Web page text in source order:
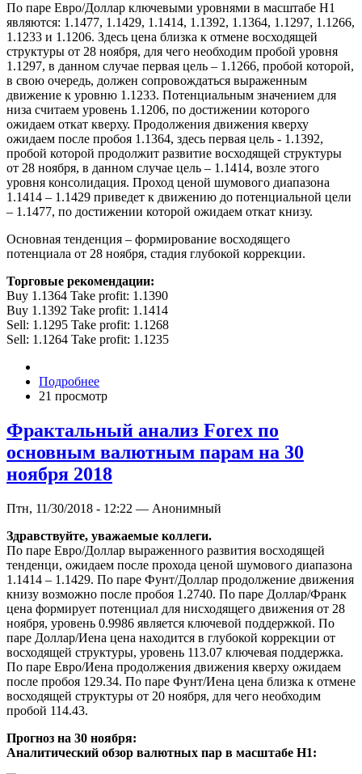
По паре Евро/Доллар ключевыми уровнями в масштабе Н1
являются: 1.1477, 1.1429, 1.1414, 1.1392, 1.1364, 1.1297, 1.1266,
1.1233 и 1.1206. Здесь цена близка к отмене восходящей
структуры от 28 ноября, для чего необходим пробой уровня
1.1297, в данном случае первая цель – 1.1266, пробой которой,
в свою очередь, должен сопровождаться выраженным
движение к уровню 1.1233. Потенциальным значением для
низа считаем уровень 1.1206, по достижении которого
ожидаем откат кверху. Продолжения движения кверху
ожидаем после пробоя 1.1364, здесь первая цель - 1.1392,
пробой которой продолжит развитие восходящей структуры
от 28 ноября, в данном случае цель – 1.1414, возле этого
уровня консолидация. Проход ценой шумового диапазона
1.1414 – 1.1429 приведет к движению до потенциальной цели
– 1.1477, по достижении которой ожидаем откат книзу.
Основная тенденция – формирование восходящего
потенциала от 28 ноября, стадия глубокой коррекции.
Торговые рекомендации:
Buy 1.1364 Take profit: 1.1390
Buy 1.1392 Take profit: 1.1414
Sell: 1.1295 Take profit: 1.1268
Sell: 1.1264 Take profit: 1.1235
Подробнее
21 просмотр
Фрактальный анализ Forex по
основным валютным парам на 30
ноября 2018
Птн, 11/30/2018 - 12:22 — Анонимный
Здравствуйте, уважаемые коллеги.
По паре Евро/Доллар выраженного развития восходящей
тенденци, ожидаем после прохода ценой шумового диапазона
1.1414 – 1.1429. По паре Фунт/Доллар продолжение движения
книзу возможно после пробоя 1.2740. По паре Доллар/Франк
цена формирует потенциал для нисходящего движения от 28
ноября, уровень 0.9986 является ключевой поддержкой. По
паре Доллар/Иена цена находится в глубокой коррекции от
восходящей структуры, уровень 113.07 ключевая поддержка.
По паре Евро/Иена продолжения движения кверху ожидаем
после пробоя 129.34. По паре Фунт/Иена цена близка к отмене
восходящей структуры от 20 ноября, для чего необходим
пробой 114.43.
Прогноз на 30 ноября:
Аналитический обзор валютных пар в масштабе Н1: